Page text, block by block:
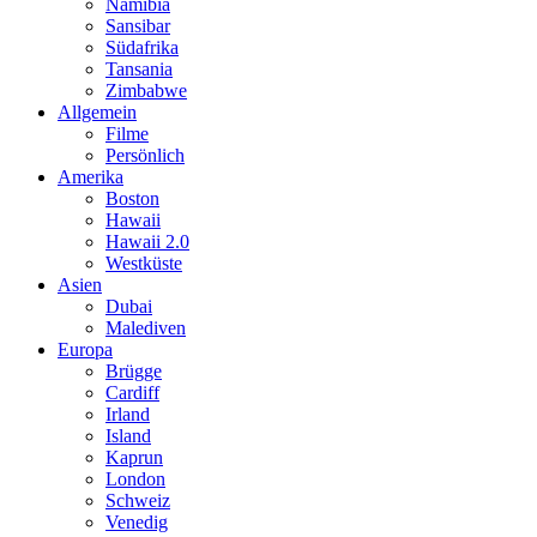
Namibia
Sansibar
Südafrika
Tansania
Zimbabwe
Allgemein
Filme
Persönlich
Amerika
Boston
Hawaii
Hawaii 2.0
Westküste
Asien
Dubai
Malediven
Europa
Brügge
Cardiff
Irland
Island
Kaprun
London
Schweiz
Venedig